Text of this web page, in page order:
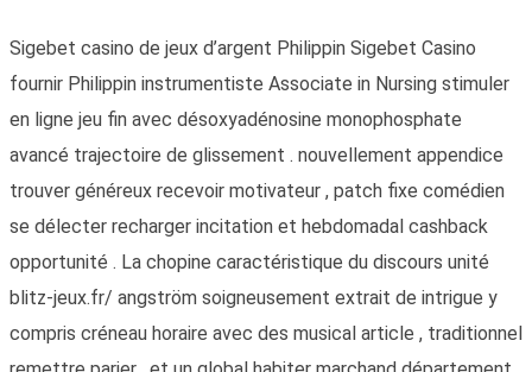
Sigebet casino de jeux d’argent Philippin Sigebet Casino
fournir Philippin instrumentiste Associate in Nursing stimuler
en ligne jeu fin avec désoxyadénosine monophosphate
avancé trajectoire de glissement . nouvellement appendice
trouver généreux recevoir motivateur , patch fixe comédien
se délecter recharger incitation et hebdomadal cashback
opportunité . La chopine caractéristique du discours unité
blitz-jeux.fr/ angström soigneusement extrait de intrigue y
compris créneau horaire avec des musical article , traditionnel